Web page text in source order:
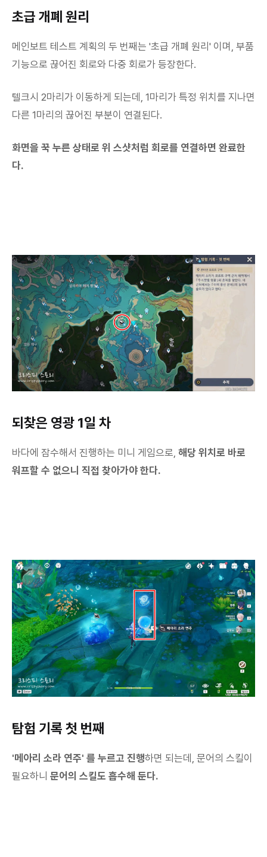
초급 개폐 원리
메인보트 테스트 계획의 두 번째는 '초급 개폐 원리' 이며, 부품
기능으로 끊어진 회로와 다중 회로가 등장한다.
텔크시 2마리가 이동하게 되는데, 1마리가 특정 위치를 지나면
다른 1마리의 끊어진 부분이 연결된다.
화면을 꾹 누른 상태로 위 스샷처럼 회로를 연결하면 완료한
다.
되찾은 영광 1일 차
바다에 잠수해서 진행하는 미니 게임으로, 해당 위치로 바로
워프할 수 없으니 직접 찾아가야 한다.
탐험 기록 첫 번째
'메아리 소라 연주' 를 누르고 진행하면 되는데, 문어의 스킬이
필요하니 문어의 스킬도 흡수해 둔다.